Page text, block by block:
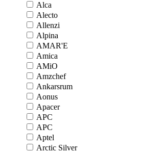
Alca
Alecto
Allenzi
Alpina
AMAR'E
Amica
AMiO
Amzchef
Ankarsrum
Aonus
Apacer
APC
APC
Aptel
Arctic Silver